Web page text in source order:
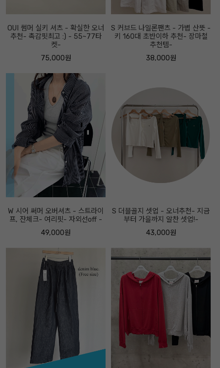
OUI 썸머 실키 셔츠 - 확실한 오너
추천- 촉감핏최고 :) - 55~77타
켓-
75,000원
S 커브드 나일론팬츠 - 가볍 산뜻 -
키 160대 초반이하 추천- 장마철
추천템-
38,000원
W 시어 써머 오버셔츠 - 스트라이
프, 잔체크- 여리핏- 자외선off -
49,000원
S 더블골지 셋업 - 오너추천- 지금
부터 가을까지 알찬 셋업!-
43,000원